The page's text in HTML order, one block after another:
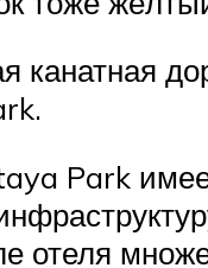
канатная
Park
отеля